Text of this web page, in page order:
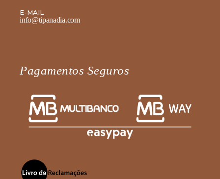
E-MAIL
info@tipanadia.com
Pagamentos Seguros